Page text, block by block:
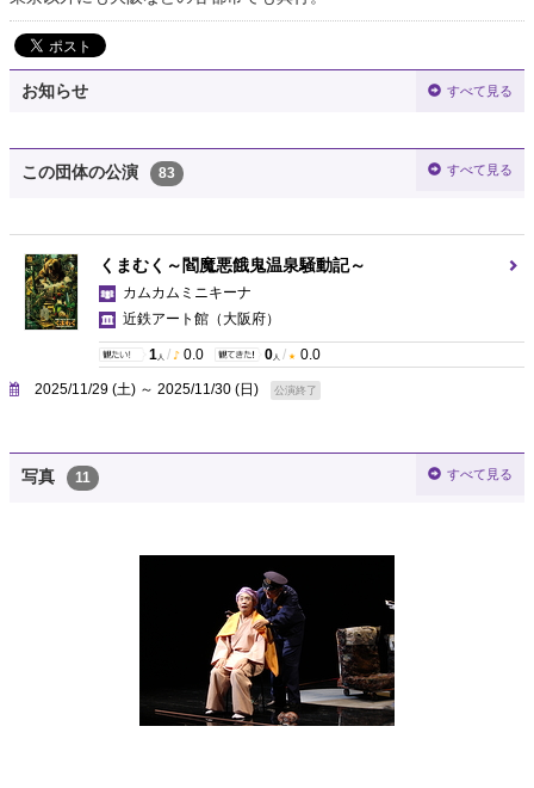
お知らせ すべて見る
この団体の公演 83 すべて見る
くまむく～閻魔悪餓鬼温泉騒動記～
カムカムミニキーナ
近鉄アート館 （大阪府）
1 人 / 0.0 0 人 / 0.0
2025/11/29 (土) ～ 2025/11/30 (日) 公演終了
写真 11 すべて見る